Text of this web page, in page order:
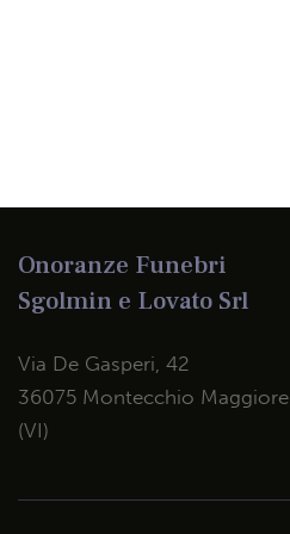
Onoranze Funebri
Sgolmin e Lovato Srl
Via De Gasperi, 42
36075 Montecchio Maggiore
(VI)